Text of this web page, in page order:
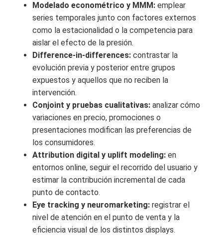
Modelado econométrico y MMM: emplear
series temporales junto con factores externos
como la estacionalidad o la competencia para
aislar el efecto de la presión.
Difference-in-differences: contrastar la
evolución previa y posterior entre grupos
expuestos y aquellos que no reciben la
intervención.
Conjoint y pruebas cualitativas: analizar cómo
variaciones en precio, promociones o
presentaciones modifican las preferencias de
los consumidores.
Attribution digital y uplift modeling: en
entornos online, seguir el recorrido del usuario y
estimar la contribución incremental de cada
punto de contacto.
Eye tracking y neuromarketing: registrar el
nivel de atención en el punto de venta y la
eficiencia visual de los distintos displays.